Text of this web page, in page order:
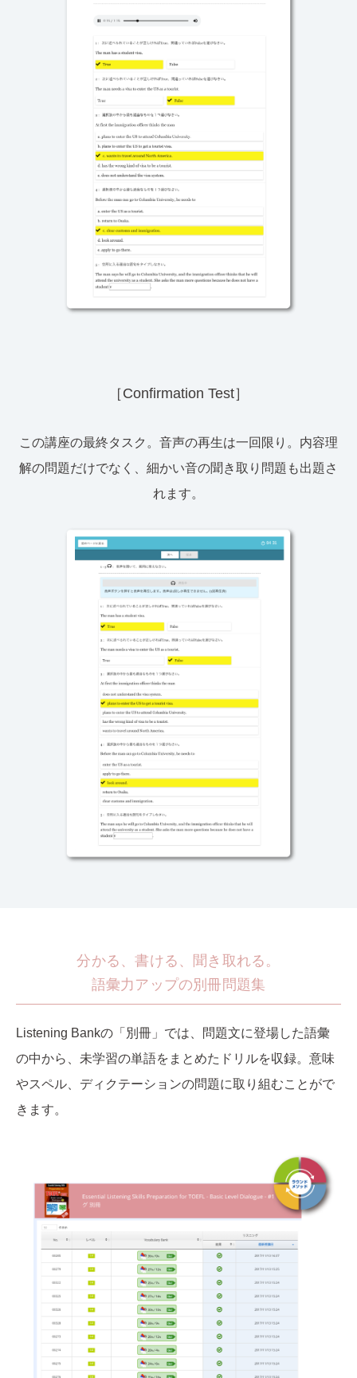
［Confirmation Test］
この講座の最終タスク。音声の再生は一回限り。内容理
解の問題だけでなく、細かい音の聞き取り問題も出題さ
れます。
分かる、書ける、聞き取れる。
語彙力アップの別冊問題集
Listening Bankの「別冊」では、問題文に登場した語彙
の中から、未学習の単語をまとめたドリルを収録。意味
やスペル、ディクテーションの問題に取り組むことがで
きます。